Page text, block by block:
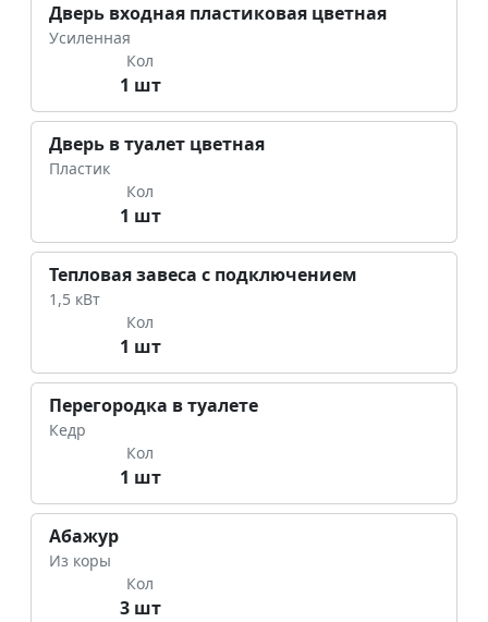
Дверь входная пластиковая цветная
Усиленная
Кол
1 шт
Дверь в туалет цветная
Пластик
Кол
1 шт
Тепловая завеса с подключением
1,5 кВт
Кол
1 шт
Перегородка в туалете
Кедр
Кол
1 шт
Абажур
Из коры
Кол
3 шт